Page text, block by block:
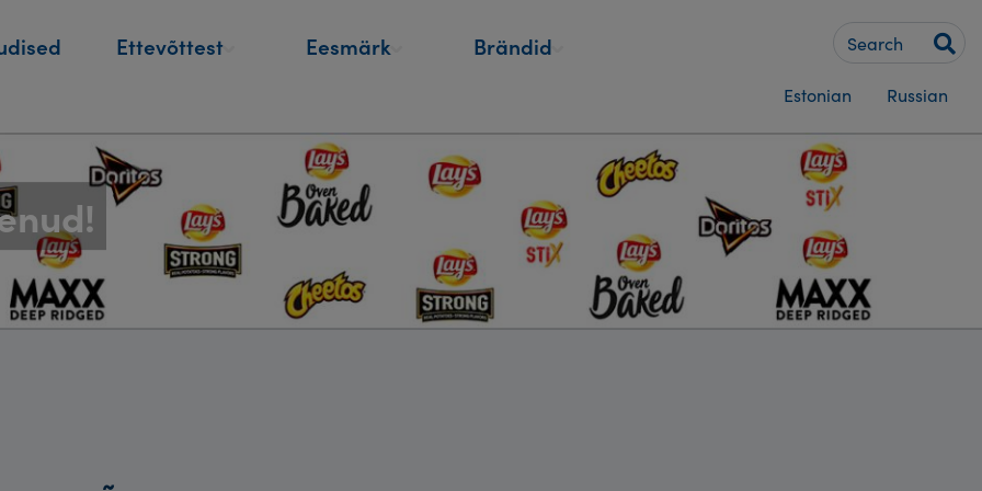
Ettevõttest Eesmärk Brändid Keywords
Estonian Russian